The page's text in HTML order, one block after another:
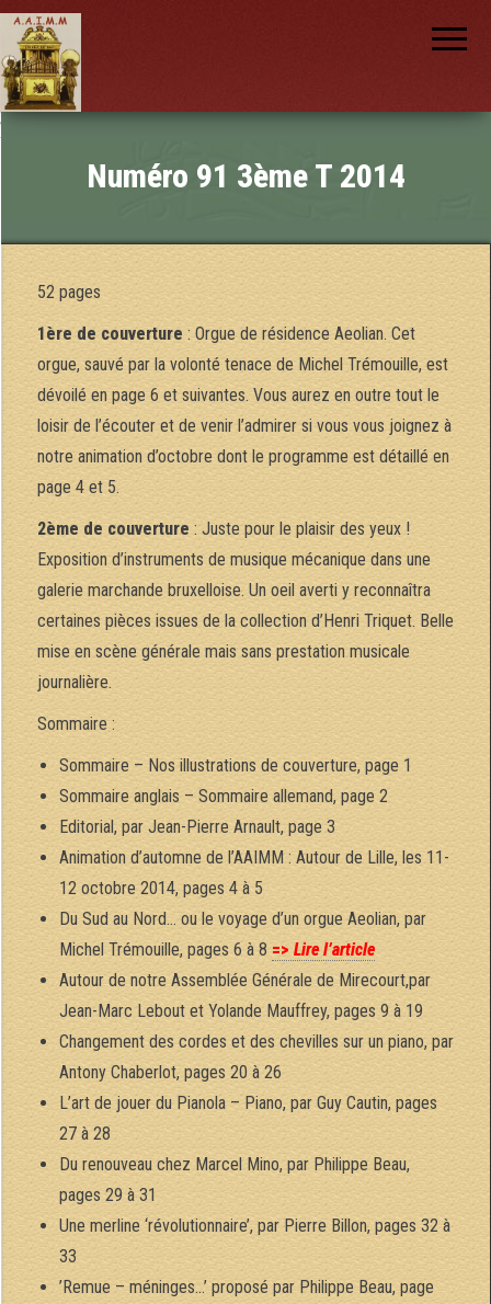
Musique
Numéro 91 3ème T 2014
52 pages
1ère de couverture : Orgue de résidence Aeolian. Cet
orgue, sauvé par la volonté tenace de Michel Trémouille, est
dévoilé en page 6 et suivantes. Vous aurez en outre tout le
loisir de l’écouter et de venir l’admirer si vous vous joignez à
notre animation d’octobre dont le programme est détaillé en
page 4 et 5.
2ème de couverture : Juste pour le plaisir des yeux !
Exposition d’instruments de musique mécanique dans une
galerie marchande bruxelloise. Un oeil averti y reconnaîtra
certaines pièces issues de la collection d’Henri Triquet. Belle
mise en scène générale mais sans prestation musicale
journalière.
Sommaire :
Sommaire – Nos illustrations de couverture, page 1
Sommaire anglais – Sommaire allemand, page 2
Editorial, par Jean-Pierre Arnault, page 3
Animation d’automne de l’AAIMM : Autour de Lille, les 11-
12 octobre 2014, pages 4 à 5
Du Sud au Nord… ou le voyage d’un orgue Aeolian, par
Michel Trémouille, pages 6 à 8 => Lire l’article
Autour de notre Assemblée Générale de Mirecourt,par
Jean-Marc Lebout et Yolande Mauffrey, pages 9 à 19
Changement des cordes et des chevilles sur un piano, par
Antony Chaberlot, pages 20 à 26
L’art de jouer du Pianola – Piano, par Guy Cautin, pages
27 à 28
Du renouveau chez Marcel Mino, par Philippe Beau,
pages 29 à 31
Une merline ‘révolutionnaire’, par Pierre Billon, pages 32 à
33
’Remue – méninges…’ proposé par Philippe Beau, page